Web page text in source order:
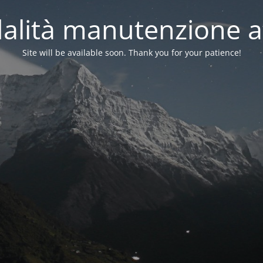
manutenzione
Site will be available soon. Thank you for your patience!